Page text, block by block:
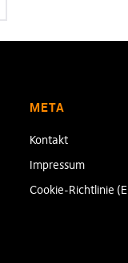
META
Kontakt
Impressum
Cookie-Richtlinie